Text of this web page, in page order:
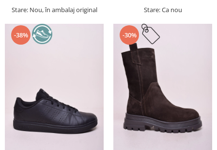
Stare: Nou, în ambalaj original Stare: Ca nou
-38% -30%